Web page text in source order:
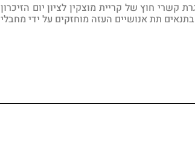
קשרי חוץ של קריית מוצקין לציון יום הזיכרון
קריאה לשחרור 136 חטופים/ות שנמצאים בתנאים תת אנושיים העזה מוחזקים על ידי מחבלי